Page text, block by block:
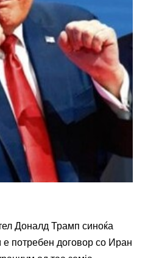
Доналд Трамп синоќа
потребен договор со Иран